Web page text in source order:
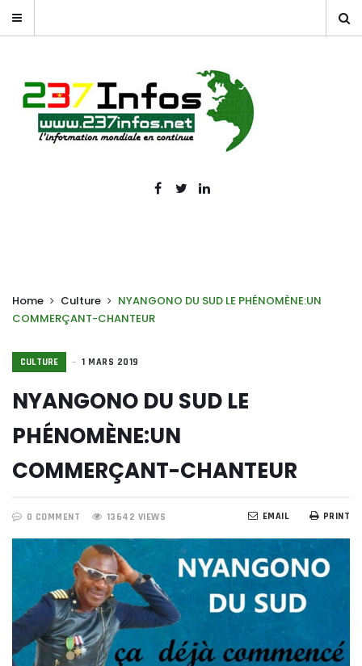
Home Culture
NYANGONO DU SUD LE PHÉNOMÈNE:UN
COMMERÇANT-CHANTEUR
CULTURE 1 MARS 2019
NYANGONO DU SUD LE
PHÉNOMÈNE:UN
COMMERÇANT-CHANTEUR
0 COMMENT 13642 VIEWS PRINT
EMAIL